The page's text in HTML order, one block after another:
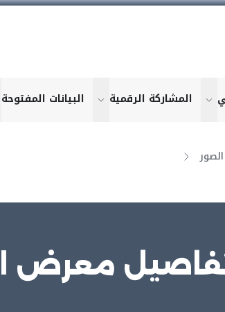
show
show submenu for "More"
المشاركة الرقمية for "More"
البيانات المفتوحة
معرض